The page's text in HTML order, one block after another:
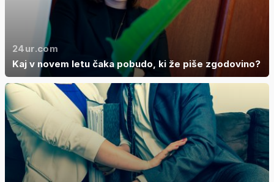
24ur.com
Kaj v novem letu čaka pobudo, ki že piše zgodovino?